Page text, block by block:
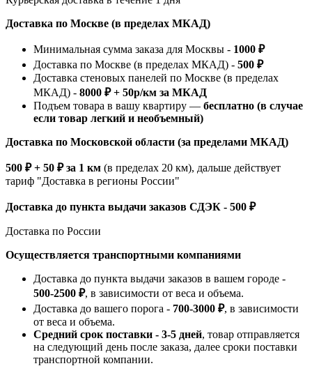
Доставка по Москве (в пределах МКАД)
Минимальная сумма заказа для Москвы - 1000 ₽
Доставка по Москве (в пределах МКАД) - 500 ₽
Доставка стеновых панелей по Москве (в пределах
МКАД) - 8000 ₽ + 50р/км за МКАД
Подъем товара в вашу квартиру — бесплатно (в случае
если товар легкий и необъемный)
Доставка по Московской области (за пределами МКАД)
500 ₽ + 50 ₽ за 1 км (в пределах 20 км), дальше действует
тариф "Доставка в регионы России"
Доставка до пункта выдачи заказов СДЭК - 500 ₽
Доставка по России
Осуществляется транспортными компаниями
Доставка до пункта выдачи заказов в вашем городе -
500-2500 ₽, в зависимости от веса и объема.
Доставка до вашего порога - 700-3000 ₽, в зависимости
от веса и объема.
Средний срок поставки - 3-5 дней, товар отправляется
на следующий день после заказа, далее сроки поставки
транспортной компании.